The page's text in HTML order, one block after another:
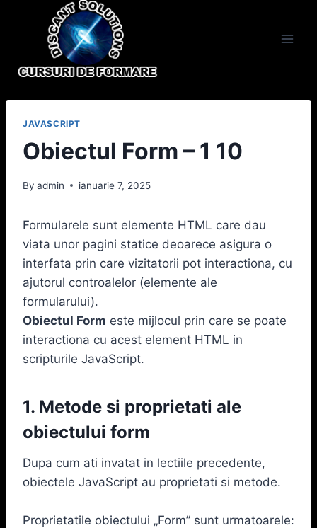
JAVASCRIPT
Obiectul Form – 1 10
By admin ianuarie 7, 2025
Formularele sunt elemente HTML care dau
viata unor pagini statice deoarece asigura o
interfata prin care vizitatorii pot interactiona, cu
ajutorul controalelor (elemente ale
formularului).
Obiectul Form este mijlocul prin care se poate
interactiona cu acest element HTML in
scripturile JavaScript.
1. Metode si proprietati ale
obiectului form
Dupa cum ati invatat in lectiile precedente,
obiectele JavaScript au proprietati si metode.
Proprietatile obiectului „Form” sunt urmatoarele: